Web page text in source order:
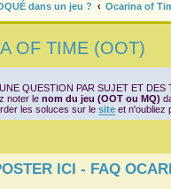
dans un jeu ? Ocarina of
OF TIME (OOT)
QUESTION PAR SUJET ET DES
noter le nom du jeu (OOT ou MQ)
les soluces sur le site et n'oubliez
ICI - FAQ